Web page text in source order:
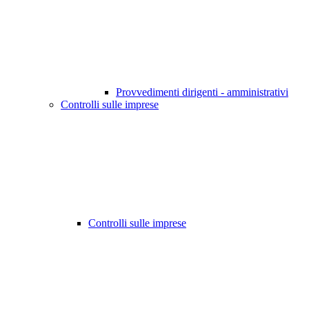
Provvedimenti dirigenti - amministrativi
Controlli sulle imprese
Controlli sulle imprese